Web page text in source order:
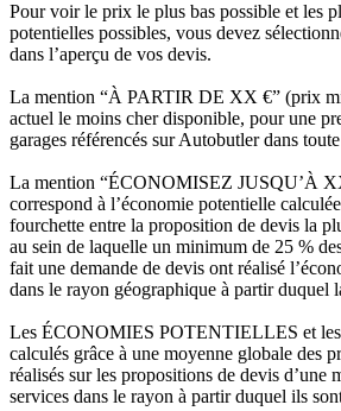
Pour voir le prix le plus bas possible et les
potentielles possibles, vous devez
dans l’aperçu de vos devis.
La mention “À PARTIR DE XX €” (prix
actuel le moins cher disponible, pour une
garages référencés sur Autobutler dans
La mention “ÉCONOMISEZ JUSQU’À
correspond à l’économie potentielle
fourchette entre la proposition de devis la
au sein de laquelle un minimum de 25 %
fait une demande de devis ont réalisé
dans le rayon géographique à partir duquel
Les ÉCONOMIES POTENTIELLES et
calculés grâce à une moyenne globale des
réalisés sur les propositions de devis d’une
services dans le rayon à partir duquel ils